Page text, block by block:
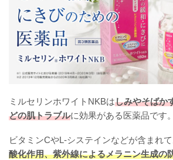
ミルセリンホワイトNKBはしみやそばか
どの肌トラブルに効果がある医薬品です。
ビタミンCやL-システインなどが含まれて
酸化作用、紫外線によるメラニン生成の